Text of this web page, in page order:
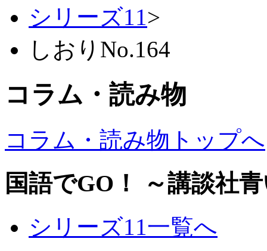
シリーズ11>
しおりNo.164
コラム・読み物
コラム・読み物トップへ
国語でGO！ ～講談社
シリーズ11一覧へ